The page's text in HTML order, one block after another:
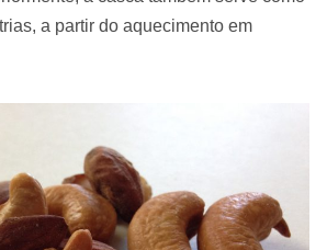
a partir do aquecimento em